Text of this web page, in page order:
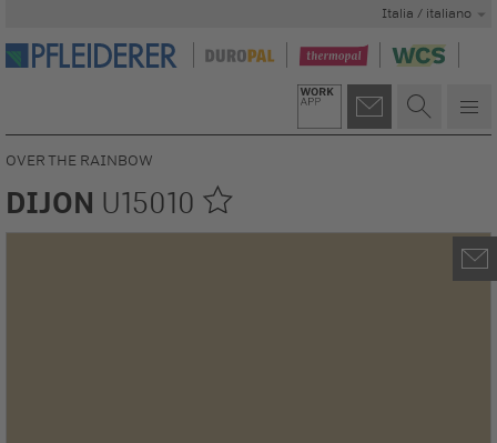
Italia / italiano
OVER THE RAINBOW
DIJON U15010